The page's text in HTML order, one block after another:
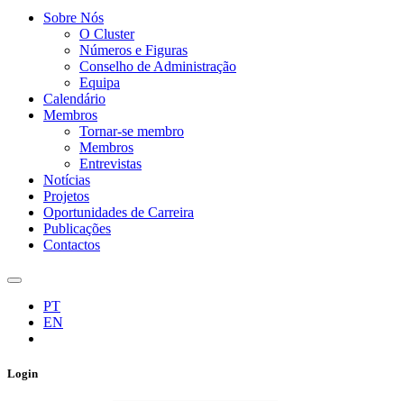
Sobre Nós
O Cluster
Números e Figuras
Conselho de Administração
Equipa
Calendário
Membros
Tornar-se membro
Membros
Entrevistas
Notícias
Projetos
Oportunidades de Carreira
Publicações
Contactos
PT
EN
Login